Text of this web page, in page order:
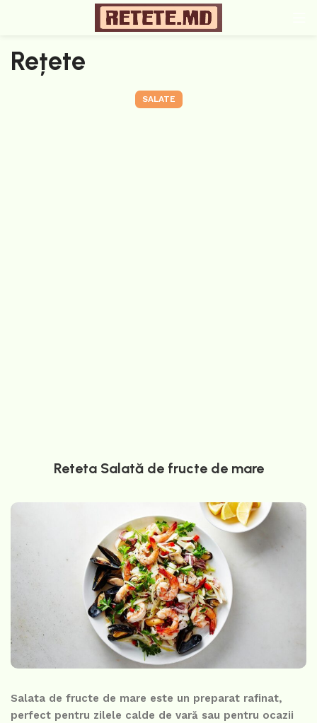
Rețete
SALATE
Reteta Salată de fructe de mare
Salata de fructe de mare este un preparat rafinat,
perfect pentru zilele calde de vară sau pentru ocazii